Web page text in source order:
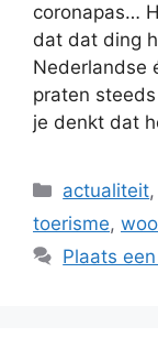
coronapas…
dat dat ding
Nederlandse
praten steeds
je denkt dat
actualiteit,
toerisme,
Plaats